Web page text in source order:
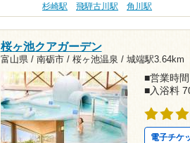
杉崎駅
飛騨古川駅 角川駅
桜ヶ池クアガーデン
富山県 / 南砺市 / 桜ヶ池温泉 / 城端駅3.64km
■営業時
■入浴料
電子チケ